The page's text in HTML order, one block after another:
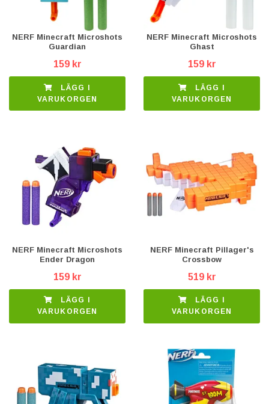
NERF Minecraft Microshots
Guardian
159 kr
VARUKORGEN
NERF Minecraft Microshots
Ghast
159 kr
VARUKORGEN
NERF Minecraft Microshots
Ender Dragon
159 kr
VARUKORGEN
NERF Minecraft Pillager's
Crossbow
519 kr
VARUKORGEN